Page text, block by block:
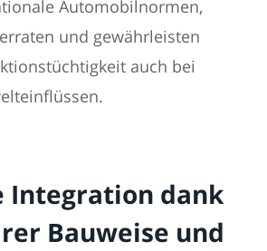
Automobilnormen,
und gewährleisten
auch bei
Integration dank
Bauweise und